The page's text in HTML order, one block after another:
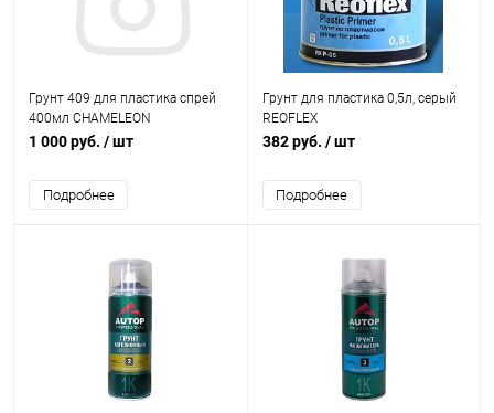
Грунт 409 для пластика спрей
400мл CHAMELEON
1 000 руб. / шт
Подробнее
Грунт для пластика 0,5л, серый
REOFLEX
382 руб. / шт
Подробнее